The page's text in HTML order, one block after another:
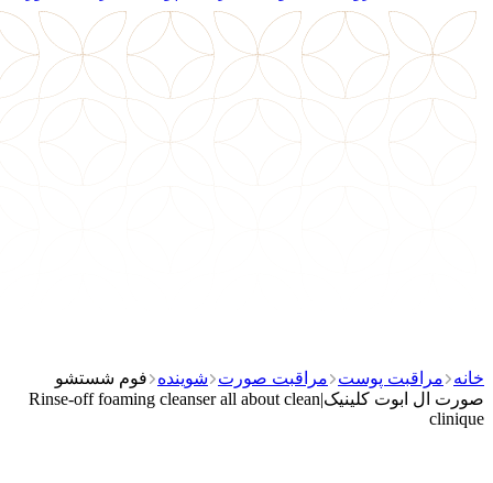
خانه مراقبت پوست مراقبت صورت شوینده
فوم شستشو
صورت ال ابوت کلینیک|Rinse-off foaming cleanser all about clean
clinique